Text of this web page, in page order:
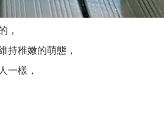
，
持稚嫩的萌態，
一樣，